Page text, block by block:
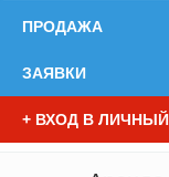
ПРОДАЖА
ЗАЯВКИ
+ ВХОД В